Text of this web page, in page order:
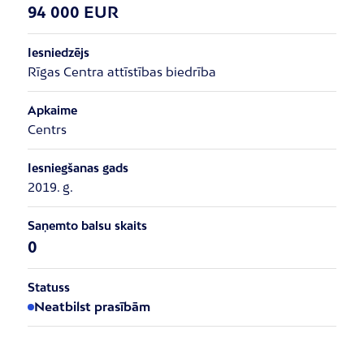
94 000 EUR
Iesniedzējs
Rīgas Centra attīstības biedrība
Apkaime
Centrs
Iesniegšanas gads
2019. g.
Saņemto balsu skaits
0
Statuss
Neatbilst prasībām